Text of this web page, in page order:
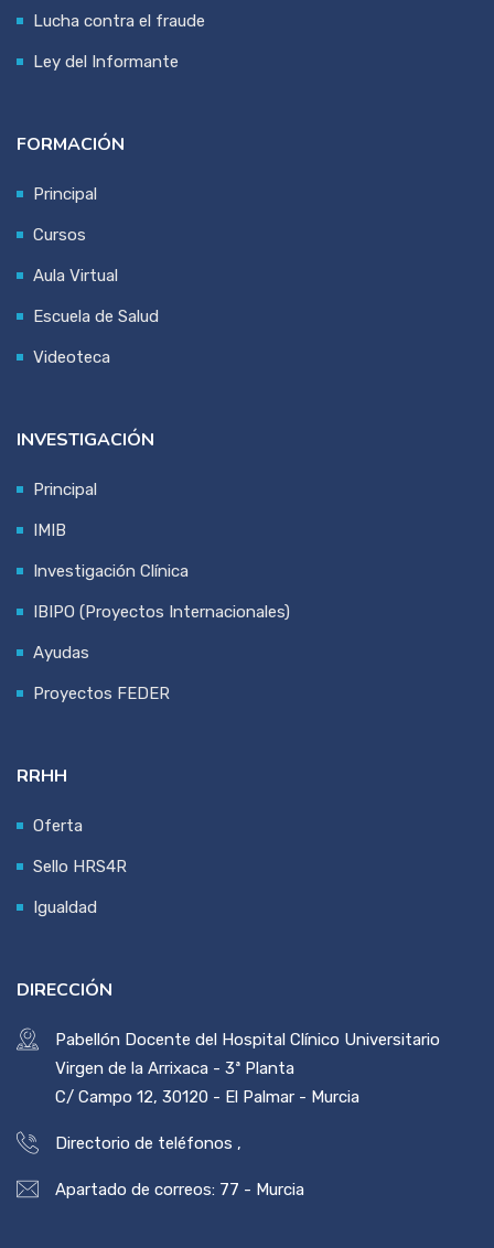
Lucha contra el fraude
Ley del Informante
FORMACIÓN
Principal
Cursos
Aula Virtual
Escuela de Salud
Videoteca
INVESTIGACIÓN
Principal
IMIB
Investigación Clínica
IBIPO (Proyectos Internacionales)
Ayudas
Proyectos FEDER
RRHH
Oferta
Sello HRS4R
Igualdad
DIRECCIÓN
Pabellón Docente del Hospital Clínico Universitario
Virgen de la Arrixaca - 3ª Planta
C/ Campo 12, 30120 - El Palmar - Murcia
Directorio de teléfonos ,
Apartado de correos: 77 - Murcia